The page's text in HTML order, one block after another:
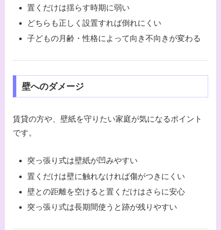
置くだけは揺らす時期に弱い
どちらも正しく設置すれば倒れにくい
子どもの月齢・性格によって向き不向きが変わる
壁へのダメージ
賃貸の方や、壁紙を守りたい家庭が気になるポイント
です。
突っ張り式は壁紙が凹みやすい
置くだけは壁に触れなければ傷がつきにくい
壁との距離を空けると置くだけはさらに安心
突っ張り式は長期間使うと跡が残りやすい